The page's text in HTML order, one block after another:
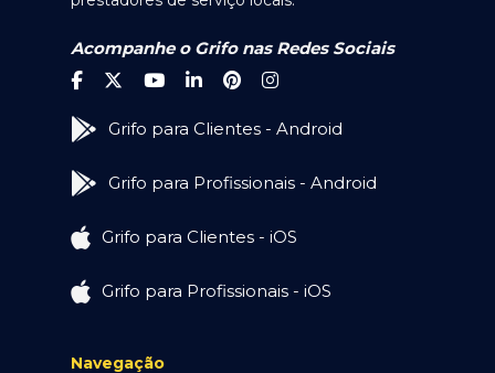
Acompanhe o Grifo nas Redes Sociais
Grifo para Clientes - Android
Grifo para Profissionais - Android
Grifo para Clientes - iOS
Grifo para Profissionais - iOS
Navegação